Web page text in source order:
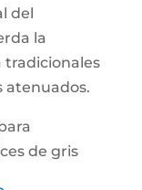
del
la
tradicionales
atenuados.
de gris